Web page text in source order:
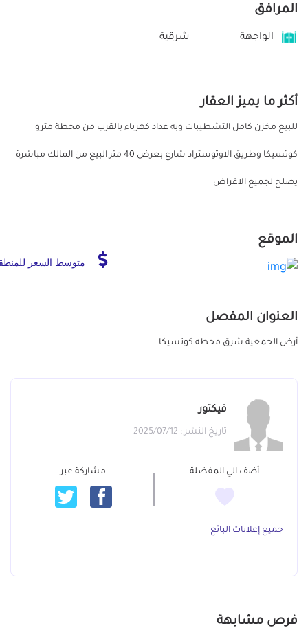
المرافق
الواجهة شرقية
أكثر ما يميز العقار
للبيع مخزن كامل التشطيبات وبه عداد كهرباء بالقرب من محطة مترو
كوتسيكا وطريق الاوتوستراد شارع بعرض 40 متر البيع من المالك مباشرة
يصلح لجميع الاغراض
الموقع
متوسط السعر
العنوان المفصل
أرض الجمعية شرق محطه كوتسيكا
فيكتور
تاريخ النشر : 2025/07/12
أضف الي المفضلة مشاركة عبر
جميع إعلانات البائع
فرص مشابهة